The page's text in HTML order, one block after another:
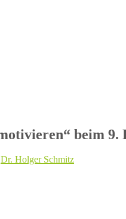
beim 9.
Dr. Holger Schmitz